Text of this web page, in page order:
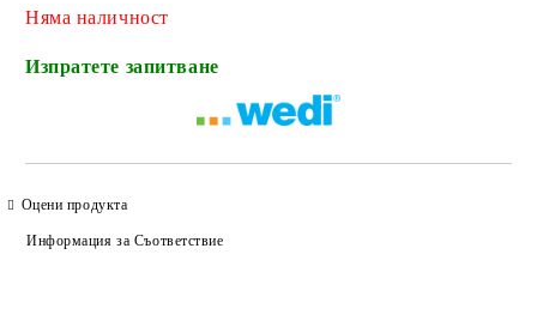
Няма наличност
Изпратете запитване
Оцени продукта
Информация за Съответствие